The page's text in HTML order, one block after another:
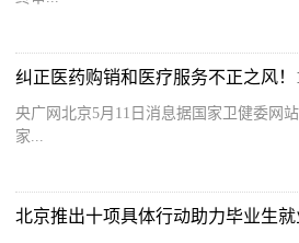
央广网北京5月11日消息据国家卫健委网
家...
北京推出十项具体行动助力毕业生就